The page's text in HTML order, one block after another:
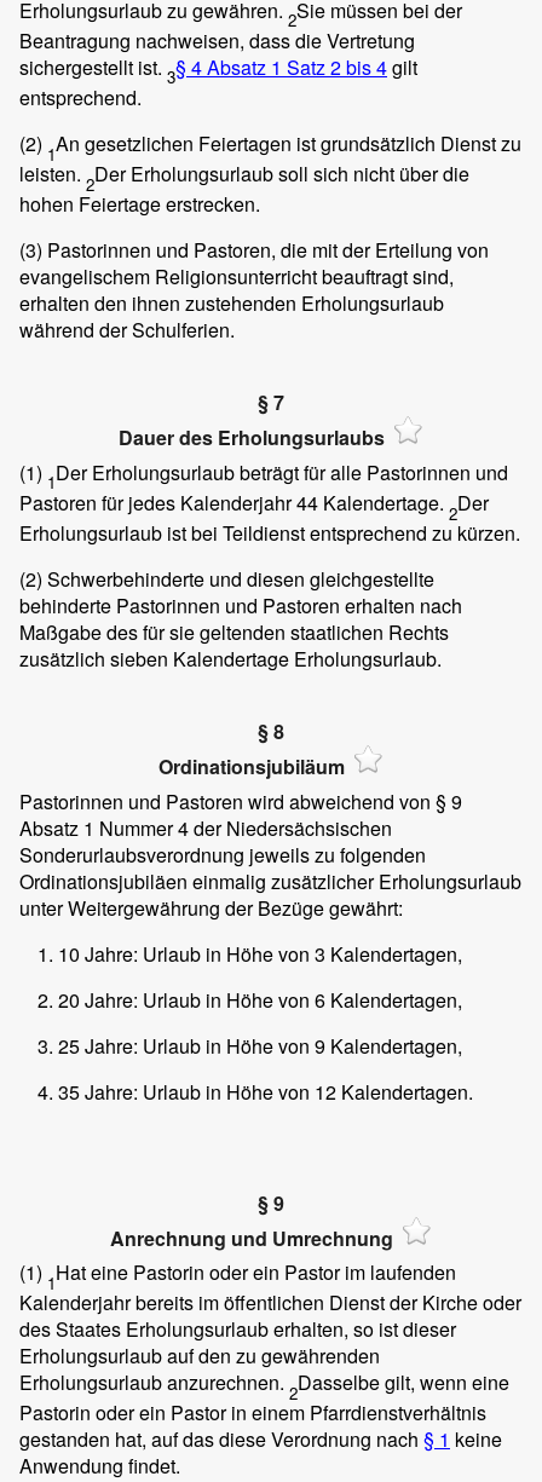
Erholungsurlaub zu gewähren. 2Sie müssen bei der
Beantragung nachweisen, dass die Vertretung
sichergestellt ist. 3§ 4 Absatz 1 Satz 2 bis 4gilt
entsprechend.
(2) 1An gesetzlichen Feiertagen ist grundsätzlich Dienst zu
leisten. 2Der Erholungsurlaub soll sich nicht über die
hohen Feiertage erstrecken.
(3) Pastorinnen und Pastoren, die mit der Erteilung von
evangelischem Religionsunterricht beauftragt sind,
erhalten den ihnen zustehenden Erholungsurlaub
während der Schulferien.
§ 7
Dauer des Erholungsurlaubs
(1) 1Der Erholungsurlaub beträgt für alle Pastorinnen und
Pastoren für jedes Kalenderjahr 44 Kalendertage. 2Der
Erholungsurlaub ist bei Teildienst entsprechend zu kürzen.
(2) Schwerbehinderte und diesen gleichgestellte
behinderte Pastorinnen und Pastoren erhalten nach
Maßgabe des für sie geltenden staatlichen Rechts
zusätzlich sieben Kalendertage Erholungsurlaub.
§ 8
Ordinationsjubiläum
Pastorinnen und Pastoren wird abweichend von § 9
Absatz 1 Nummer 4 der Niedersächsischen
Sonderurlaubsverordnung jeweils zu folgenden
Ordinationsjubiläen einmalig zusätzlicher Erholungsurlaub
unter Weitergewährung der Bezüge gewährt:
10 Jahre: Urlaub in Höhe von 3 Kalendertagen,
20 Jahre: Urlaub in Höhe von 6 Kalendertagen,
25 Jahre: Urlaub in Höhe von 9 Kalendertagen,
35 Jahre: Urlaub in Höhe von 12 Kalendertagen.
§ 9
Anrechnung und Umrechnung
(1) 1Hat eine Pastorin oder ein Pastor im laufenden
Kalenderjahr bereits im öffentlichen Dienst der Kirche oder
des Staates Erholungsurlaub erhalten, so ist dieser
Erholungsurlaub auf den zu gewährenden
Erholungsurlaub anzurechnen. 2Dasselbe gilt, wenn eine
Pastorin oder ein Pastor in einem Pfarrdienstverhältnis
gestanden hat, auf das diese Verordnung nach § 1 keine
Anwendung findet.